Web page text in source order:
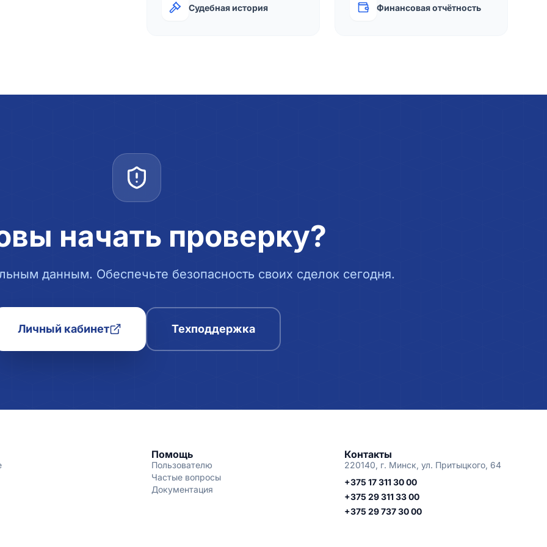
Судебная история Финансовая отчётность
начать проверку?
данным. Обеспечьте безопасность своих сделок сегодня.
Личный кабинет Техподдержка
Помощь
Пользователю
Частые вопросы
Документация
Контакты
220140, г. Минск, ул. Притыцкого, 64
+375 17 311 30 00
+375 29 311 33 00
+375 29 737 30 00